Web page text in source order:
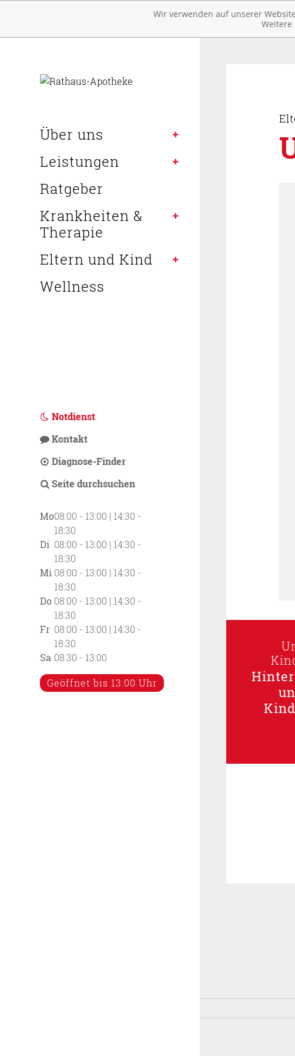
Wir verwenden auf unserer
Über uns
Leistungen
Ratgeber
Krankheiten &
Therapie
Eltern und Kind
Wellness
Notdienst
Kontakt
Diagnose-Finder
Seite durchsuchen
Mo08:00 - 13:00 | 14:30 -
18:30
Di 08:00 - 13:00 | 14:30 -
18:30
Mi 08:00 - 13:00 | 14:30 -
18:30
Do 08:00 - 13:00 | 14:30 -
18:30
Fr 08:00 - 13:00 | 14:30 -
18:30
Sa 08:30 - 13:00
Geöffnet bis 13:00 Uhr